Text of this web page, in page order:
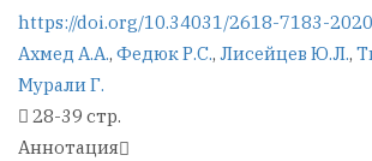
https://doi.org/10.34031/2618-7183-
Ахмед А.А., Федюк Р.С., Лисейцев Ю.Л.,
Мурали Г.
28-39 стр.
Аннотация